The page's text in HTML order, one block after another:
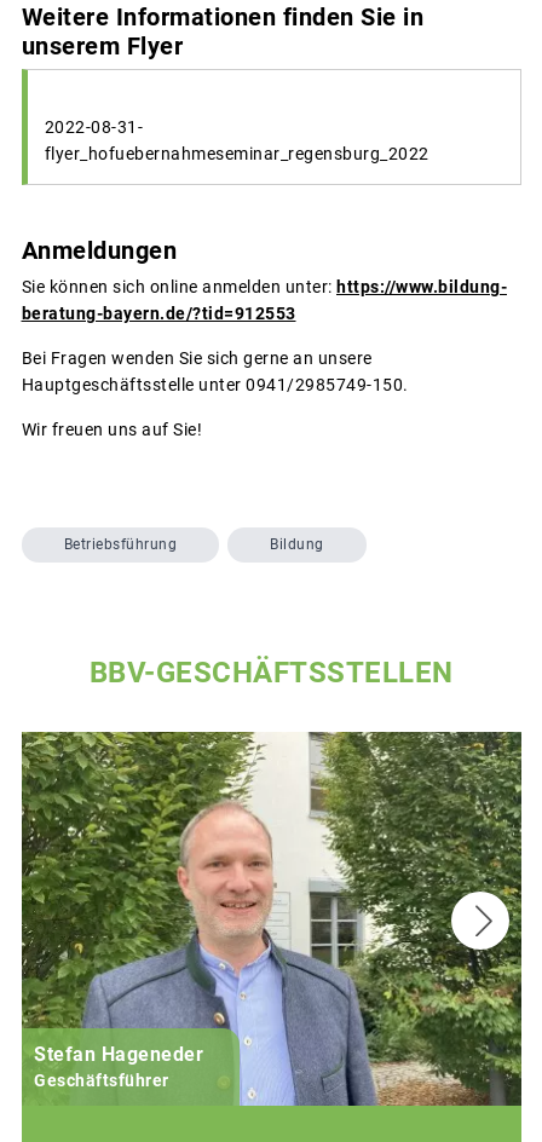
Weitere Informationen finden Sie in
unserem Flyer
2022-08-31-
flyer_hofuebernahmeseminar_regensburg_2022
Anmeldungen
Sie können sich online anmelden unter: https://www.bildung-
beratung-bayern.de/?tid=912553
Bei Fragen wenden Sie sich gerne an unsere
Hauptgeschäftsstelle unter 0941/2985749-150.
Wir freuen uns auf Sie!
Betriebsführung Bildung
BBV-GESCHÄFTSSTELLEN
Stefan Hageneder
Geschäftsführer